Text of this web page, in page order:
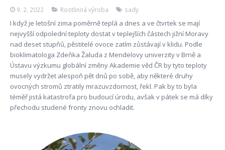
9. 2. 2022 Rostlinná výroba sady
I když je letošní zima poměrně teplá a dnes a ve čtvrtek se mají
nejvyšší odpolední teploty dostat v teplejších částech jižní Moravy
nad deset stupňů, pěstitelé ovoce zatím zůstávají v klidu. Podle
bioklimatologa Zdeňka Žaluda z Mendelovy univerzity v Brně a
Ústavu výzkumu globální změny Akademie věd ČR by tyto teploty
musely vydržet alespoň pět dnů po sobě, aby některé druhy
ovocných stromů ztratily mrazuvzdornost, řekl. Pak by to byla
téměř jistá katastrofa pro budoucí úrodu, avšak v pátek se má díky
přechodu studené fronty znovu ochladit.